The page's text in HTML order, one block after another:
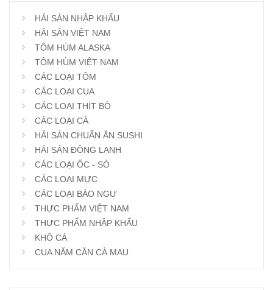
HẢI SẢN NHẬP KHẨU
HẢI SẢN VIỆT NAM
TÔM HÙM ALASKA
TÔM HÙM VIỆT NAM
CÁC LOẠI TÔM
CÁC LOẠI CUA
CÁC LOẠI THỊT BÒ
CÁC LOẠI CÁ
HẢI SẢN CHUẨN ĂN SUSHI
HẢI SẢN ĐÔNG LẠNH
CÁC LOẠI ỐC - SÒ
CÁC LOẠI MỰC
CÁC LOẠI BÀO NGƯ
THỰC PHẨM VIỆT NAM
THỰC PHẨM NHẬP KHẨU
KHÔ CÁ
CUA NĂM CĂN CÀ MAU